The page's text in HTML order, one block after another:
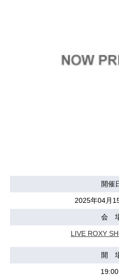
開催
2025年04月
会
LIVE ROXY
開
19:00